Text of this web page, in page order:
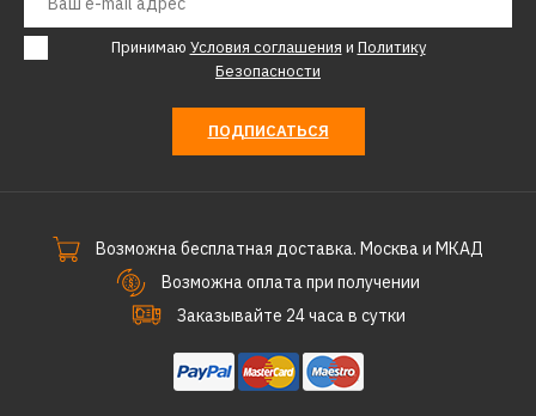
Принимаю Условия соглашения и Политику
Безопасности
ПОДПИСАТЬСЯ
Возможна бесплатная доставка. Москва и МКАД
Возможна оплата при получении
Заказывайте 24 часа в сутки